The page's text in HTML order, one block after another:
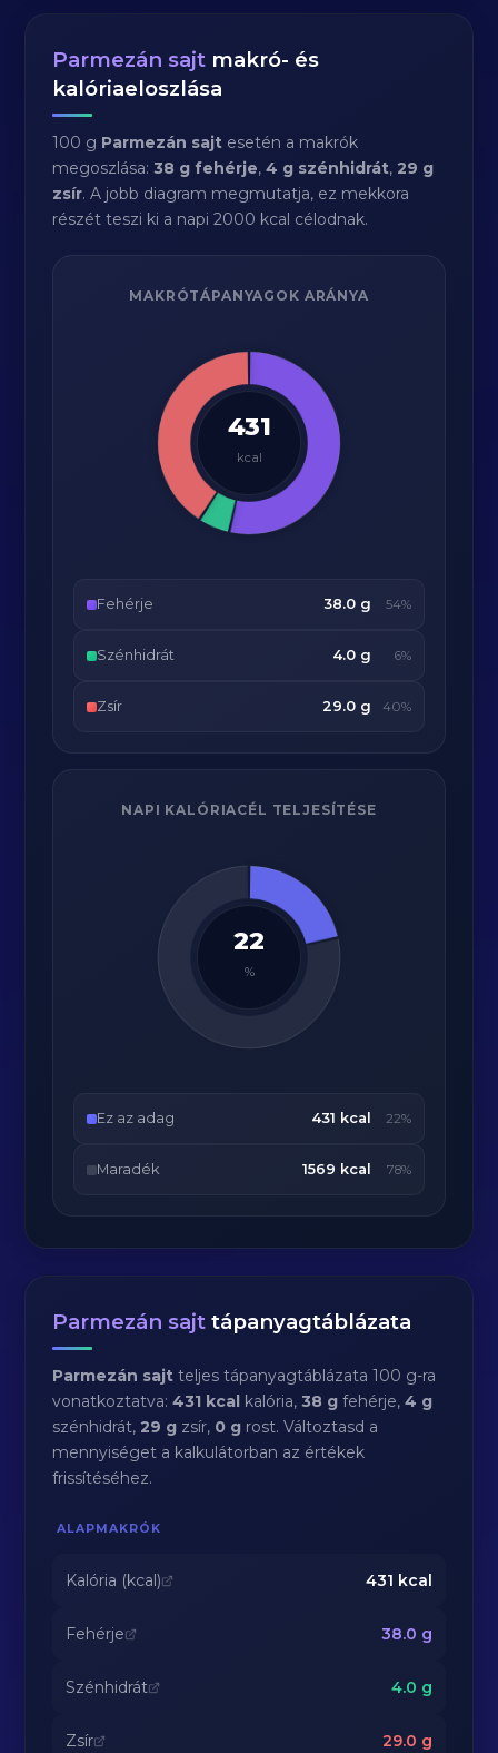
Parmezán sajt makró- és
kalóriaeloszlása
100 g Parmezán sajt esetén a makrók
megoszlása:38 g fehérje,4 g szénhidrát,29 g
zsír. A jobb diagram megmutatja, ez mekkora
részét teszi ki a napi 2000 kcal célodnak.
MAKRÓTÁPANYAGOK ARÁNYA
431
kcal
Fehérje 38.0 g 54%
Szénhidrát 4.0 g 6%
Zsír 29.0 g 40%
NAPI KALÓRIACÉL TELJESÍTÉSE
22
%
Ez az adag 431 kcal 22%
Maradék 1569 kcal 78%
Parmezán sajt tápanyagtáblázata
Parmezán sajt teljes tápanyagtáblázata 100 g-ra
vonatkoztatva:431 kcal kalória,38 g fehérje,4 g
szénhidrát,29 g zsír, 0 g rost. Változtasd a
mennyiséget a kalkulátorban az értékek
frissítéséhez.
ALAPMAKRÓK
Kalória (kcal) 431 kcal
Fehérje 38.0 g
Szénhidrát 4.0 g
Zsír 29.0 g